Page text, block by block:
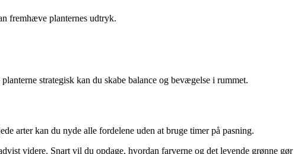
fremhæve planternes udtryk.
strategisk kan du skabe balance og bevægelse i rummet.
arter kan du nyde alle fordelene uden at bruge timer på pasning.
videre. Snart vil du opdage, hvordan farverne og det levende grønne gør